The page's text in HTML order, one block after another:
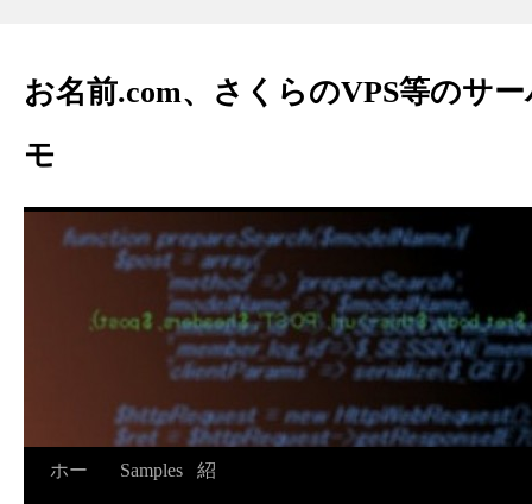
お名前.com、さくらのVPS等のサ
モ
ホー Samples 紹